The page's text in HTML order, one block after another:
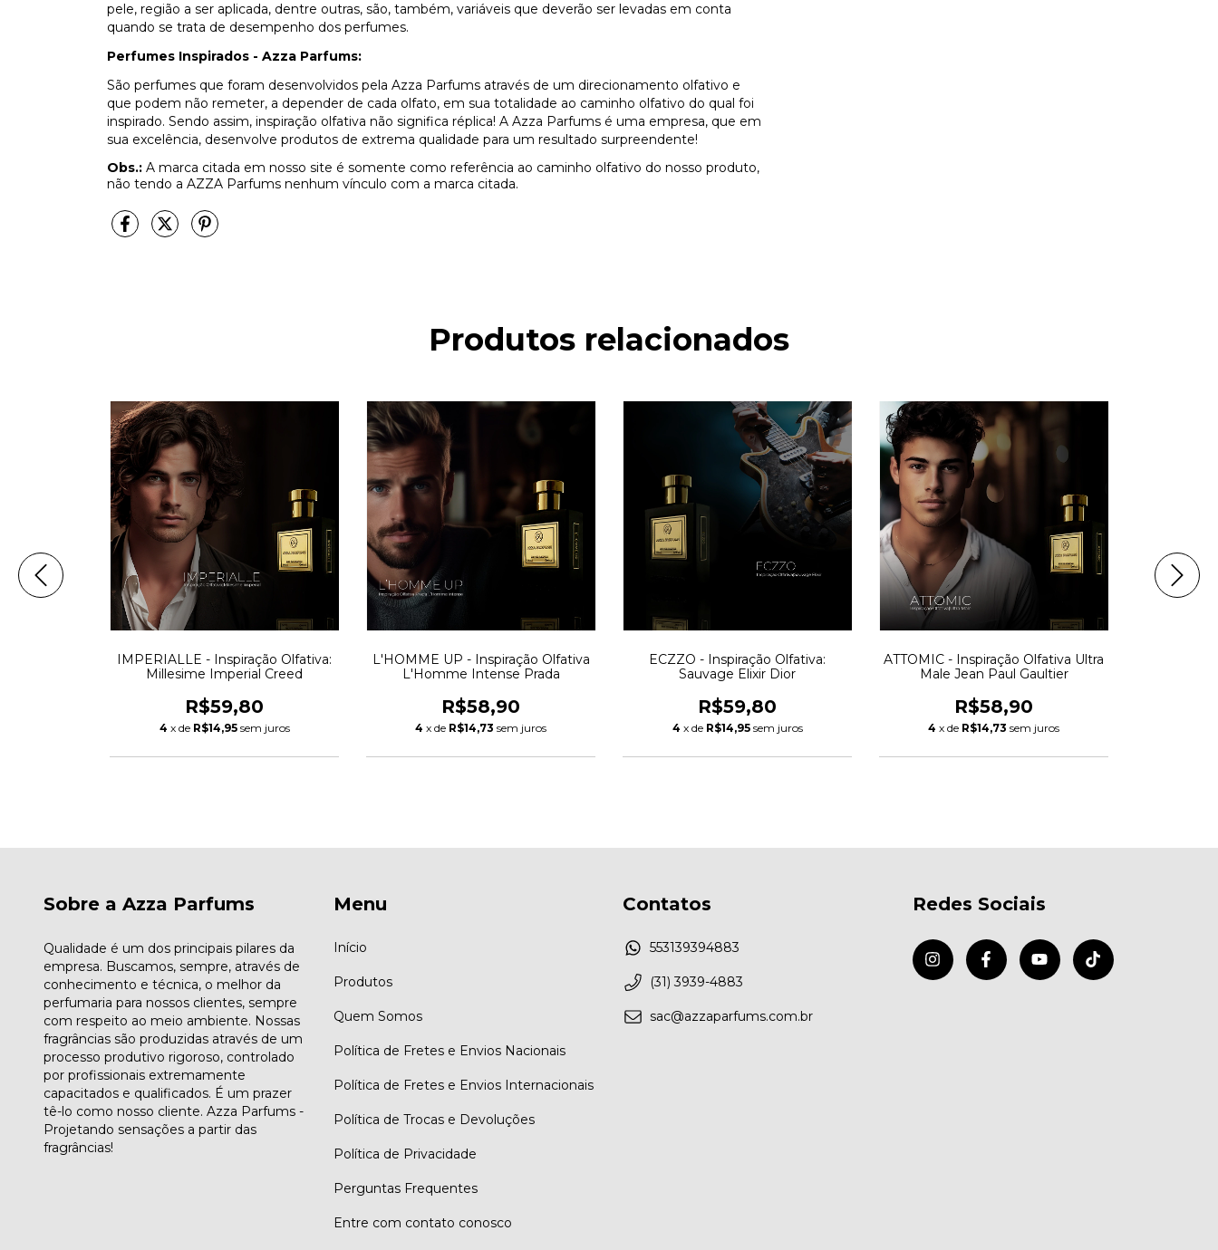
pele, região a ser aplicada, dentre outras, são, também, variáveis que deverão ser levadas em conta
quando se trata de desempenho dos perfumes.
Perfumes Inspirados - Azza Parfums:
São perfumes que foram desenvolvidos pela Azza Parfums através de um direcionamento olfativo e
que podem não remeter, a depender de cada olfato, em sua totalidade ao caminho olfativo do qual foi
inspirado. Sendo assim, inspiração olfativa não significa réplica! A Azza Parfums é uma empresa, que em
sua excelência, desenvolve produtos de extrema qualidade para um resultado surpreendente!
Obs.: A marca citada em nosso site é somente como referência ao caminho olfativo do nosso produto,
não tendo a AZZA Parfums nenhum vínculo com a marca citada.
Produtos relacionados
IMPERIALLE - Inspiração Olfativa:
Millesime Imperial Creed
R$59,80
4 x de R$14,95 sem juros
L'HOMME UP - Inspiração Olfativa
L'Homme Intense Prada
R$58,90
4 x de R$14,73 sem juros
ECZZO - Inspiração Olfativa:
Sauvage Elixir Dior
R$59,80
4 x de R$14,95 sem juros
ATTOMIC - Inspiração Olfativa Ultra
Male Jean Paul Gaultier
R$58,90
4 x de R$14,73 sem juros
Sobre a Azza Parfums
Qualidade é um dos principais pilares da
empresa. Buscamos, sempre, através de
conhecimento e técnica, o melhor da
perfumaria para nossos clientes, sempre
com respeito ao meio ambiente. Nossas
fragrâncias são produzidas através de um
processo produtivo rigoroso, controlado
por profissionais extremamente
capacitados e qualificados. É um prazer
tê-lo como nosso cliente. Azza Parfums -
Projetando sensações a partir das
fragrâncias!
Menu
Início
Produtos
Quem Somos
Política de Fretes e Envios Nacionais
Política de Fretes e Envios Internacionais
Política de Trocas e Devoluções
Política de Privacidade
Perguntas Frequentes
Entre com contato conosco
Contatos
553139394883
(31) 3939-4883
sac@azzaparfums.com.br
Redes Sociais